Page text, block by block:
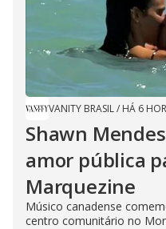
VANITY BRASIL/ HÁ 6
Shawn
amor pública
Marquezine
Músico canadense
centro comunitário no